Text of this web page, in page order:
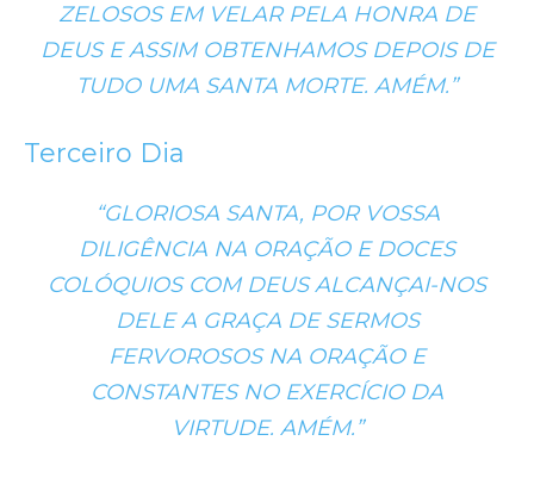
ZELOSOS EM VELAR PELA HONRA DE
DEUS E ASSIM OBTENHAMOS DEPOIS DE
TUDO UMA SANTA MORTE. AMÉM.”
Terceiro Dia
“GLORIOSA SANTA, POR VOSSA
DILIGÊNCIA NA ORAÇÃO E DOCES
COLÓQUIOS COM DEUS ALCANÇAI-NOS
DELE A GRAÇA DE SERMOS
FERVOROSOS NA ORAÇÃO E
CONSTANTES NO EXERCÍCIO DA
VIRTUDE. AMÉM.”